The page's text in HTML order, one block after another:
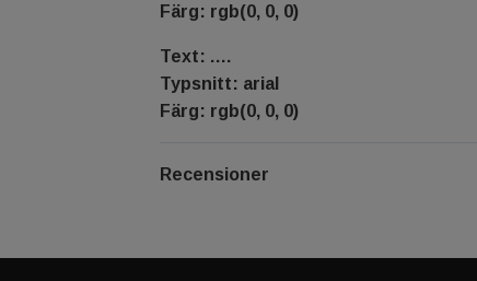
Färg: rgb(0, 0, 0)
Text: .…
Typsnitt: arial
Färg: rgb(0, 0, 0)
Recensioner